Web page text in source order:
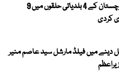
الیکشن کمیشن نے بلوچستان کے 4 بلدیاتی حلقوں میں 9
کردی
میں فیلڈ مارشل سید عاصم منیر